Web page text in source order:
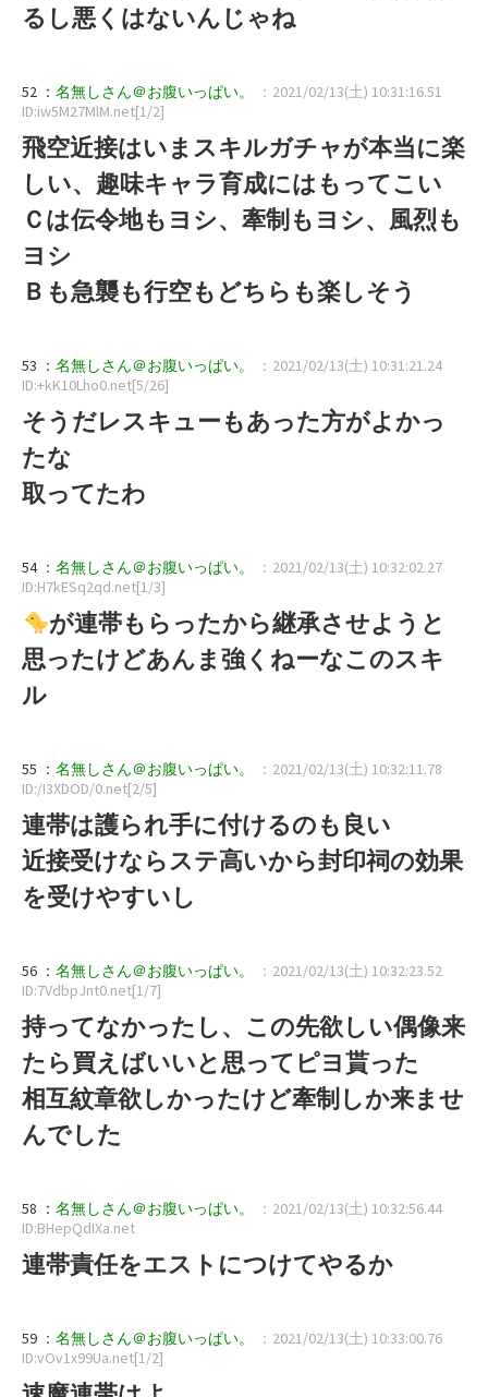
るし悪くはないんじゃね
52 ： 名無しさん＠お腹いっぱい。
：2021/02/13(土) 10:31:16.51
ID:iw5M27MlM.net[1/2]
飛空近接はいまスキルガチャが本当に楽
しい、趣味キャラ育成にはもってこい
Ｃは伝令地もヨシ、牽制もヨシ、風烈も
ヨシ
Ｂも急襲も行空もどちらも楽しそう
53 ： 名無しさん＠お腹いっぱい。
：2021/02/13(土) 10:31:21.24
ID:+kK10Lho0.net[5/26]
そうだレスキューもあった方がよかっ
たな
取ってたわ
54 ： 名無しさん＠お腹いっぱい。
：2021/02/13(土) 10:32:02.27
ID:H7kESq2qd.net[1/3]
が連帯もらったから継承させようと
思ったけどあんま強くねーなこのスキ
ル
55 ： 名無しさん＠お腹いっぱい。
：2021/02/13(土) 10:32:11.78
ID:/I3XDOD/0.net[2/5]
連帯は護られ手に付けるのも良い
近接受けならステ高いから封印祠の効果
を受けやすいし
56 ： 名無しさん＠お腹いっぱい。
：2021/02/13(土) 10:32:23.52
ID:7VdbpJnt0.net[1/7]
持ってなかったし、この先欲しい偶像来
たら買えばいいと思ってピヨ貰った
相互紋章欲しかったけど牽制しか来ませ
んでした
58 ： 名無しさん＠お腹いっぱい。
：2021/02/13(土) 10:32:56.44
ID:BHepQdIXa.net
連帯責任をエストにつけてやるか
59 ： 名無しさん＠お腹いっぱい。
：2021/02/13(土) 10:33:00.76
ID:vOv1x99Ua.net[1/2]